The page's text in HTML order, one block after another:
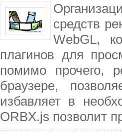
средств
WebGL,
плагинов для
помимо прочего,
браузере,
избавляет в
ORBX.js позволит